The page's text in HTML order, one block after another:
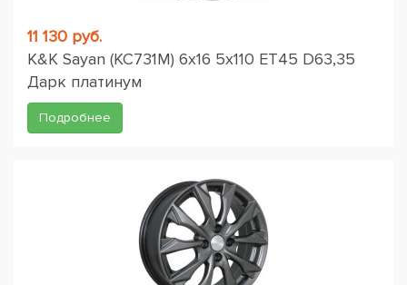
11 130 руб.
K&K Sayan (КС731M) 6x16 5x110 ET45 D63,35
Дарк платинум
Подробнее